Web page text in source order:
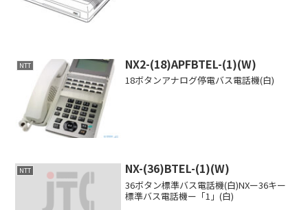
NTT NX2-(18)APFBTEL-(1)(W)
18ボタンアナログ停電バス電話機(白)
NTT NX-(36)BTEL-(1)(W)
36ボタン標準バス電話機(白)NXー36キー
標準バス電話機ー「1」(白)